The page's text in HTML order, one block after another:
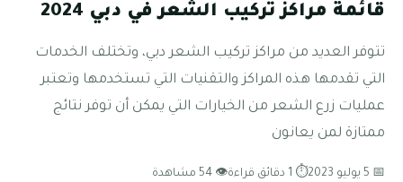
قائمة مراكز تركيب الشعر في دبي 2024
تتوفر العديد من مراكز تركيب الشعر دبي، وتختلف الخدمات
التي تقدمها هذه المراكز والتقنيات التي تستخدمها وتعتبر
عمليات زرع الشعر من الخيارات التي يمكن أن توفر نتائج
ممتازة لمن يعانون
📅 5 يوليو 2023 ⏱ 1 دقائق قراءة 👁 54 مشاهدة